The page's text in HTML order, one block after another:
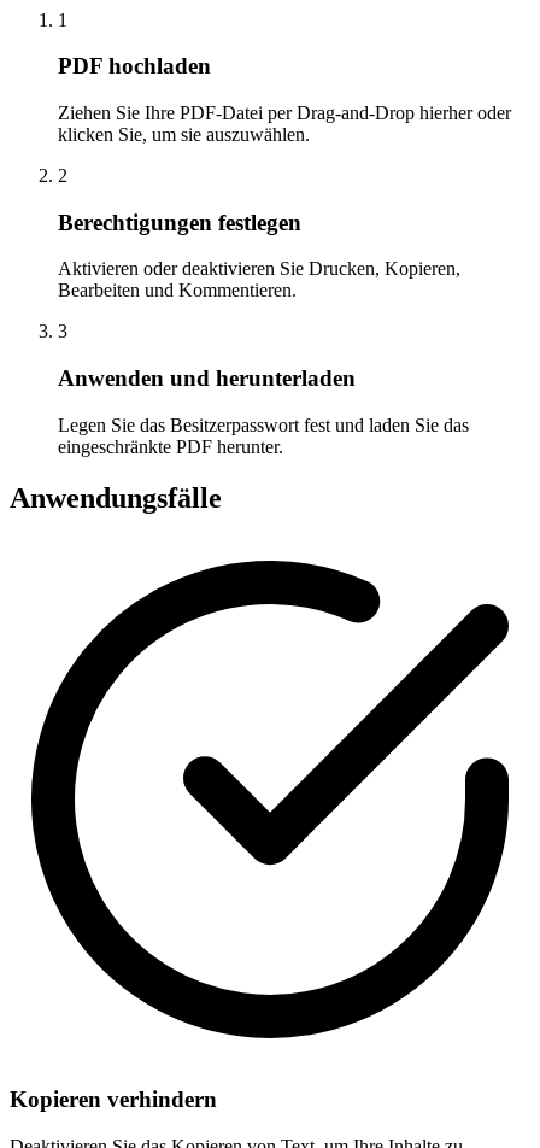
1
PDF hochladen
Ziehen Sie Ihre PDF-Datei per Drag-and-Drop hierher oder
klicken Sie, um sie auszuwählen.
2
Berechtigungen festlegen
Aktivieren oder deaktivieren Sie Drucken, Kopieren,
Bearbeiten und Kommentieren.
3
Anwenden und herunterladen
Legen Sie das Besitzerpasswort fest und laden Sie das
eingeschränkte PDF herunter.
Anwendungsfälle
Kopieren verhindern